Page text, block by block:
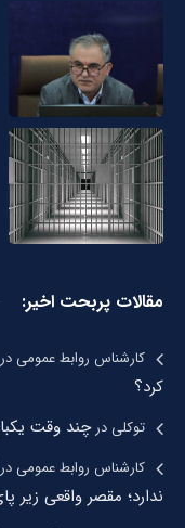
مقالات پربحت اخیر:
کارشناس روابط عمومی
کرد؟
توکلیدرچند وقت
کارشناس روابط عمومیدر
ندارد؛ مقصر واقعی